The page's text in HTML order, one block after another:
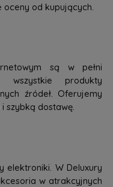
od kupujących.
są w pełni
wszystkie produkty
źródeł. Oferujemy
szybką dostawę.
elektroniki. W Deluxury
w atrakcyjnych